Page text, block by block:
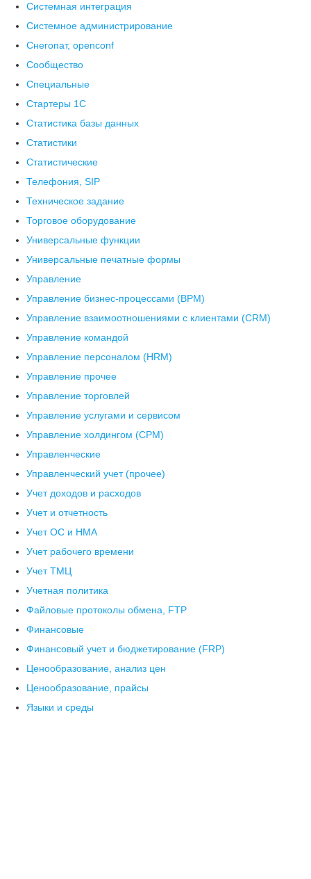
Системная интеграция
Системное администрирование
Снегопат, openconf
Сообщество
Специальные
Стартеры 1С
Статистика базы данных
Статистики
Статистические
Телефония, SIP
Техническое задание
Торговое оборудование
Универсальные функции
Универсальные печатные формы
Управление
Управление бизнес-процессами (BPM)
Управление взаимоотношениями с клиентами (СRM)
Управление командой
Управление персоналом (HRM)
Управление прочее
Управление торговлей
Управление услугами и сервисом
Управление холдингом (CPM)
Управленческие
Управленческий учет (прочее)
Учет доходов и расходов
Учет и отчетность
Учет ОС и НМА
Учет рабочего времени
Учет ТМЦ
Учетная политика
Файловые протоколы обмена, FTP
Финансовые
Финансовый учет и бюджетирование (FRP)
Ценообразование, анализ цен
Ценообразование, прайсы
Языки и среды